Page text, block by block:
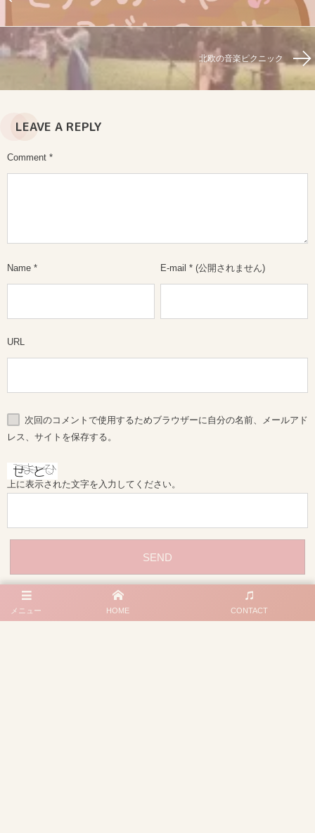
北欧の音楽ピクニック
LEAVE A REPLY
Comment *
Name * E-mail * (公開されません)
URL
次回のコメントで使用するためブラウザーに自分の名前、メールアド
レス、サイトを保存する。
上に表示された文字を入力してください。
メニュー HOME CONTACT